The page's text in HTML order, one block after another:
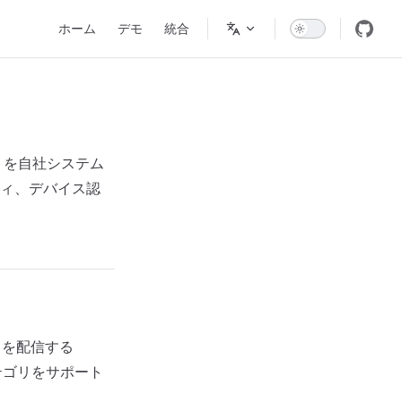
ホーム デモ 統合
自社システム
、デバイス認
配信する
リをサポート